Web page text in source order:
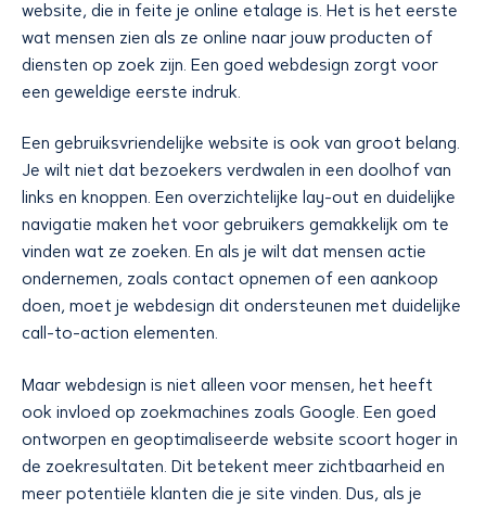
website, die in feite je online etalage is. Het is het eerste
wat mensen zien als ze online naar jouw producten of
diensten op zoek zijn. Een goed webdesign zorgt voor
een geweldige eerste indruk.
Een gebruiksvriendelijke website is ook van groot belang.
Je wilt niet dat bezoekers verdwalen in een doolhof van
links en knoppen. Een overzichtelijke lay-out en duidelijke
navigatie maken het voor gebruikers gemakkelijk om te
vinden wat ze zoeken. En als je wilt dat mensen actie
ondernemen, zoals contact opnemen of een aankoop
doen, moet je webdesign dit ondersteunen met duidelijke
call-to-action elementen.
Maar webdesign is niet alleen voor mensen, het heeft
ook invloed op zoekmachines zoals Google. Een goed
ontworpen en geoptimaliseerde website scoort hoger in
de zoekresultaten. Dit betekent meer zichtbaarheid en
meer potentiële klanten die je site vinden. Dus, als je